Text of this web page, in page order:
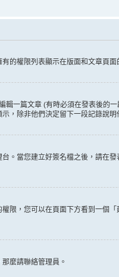
的權限列表顯示在版面和文章頁面
輯一篇文章 (有時必須在發表後的
，除非他們決定留下一段記錄說
。當您建立好簽名檔之後，請在
限，您可以在頁面下方看到一
麼請聯絡管理員。